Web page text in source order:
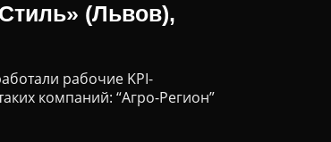
(Львов),
рабочие KPI-
компаний: “Агро-Регион”